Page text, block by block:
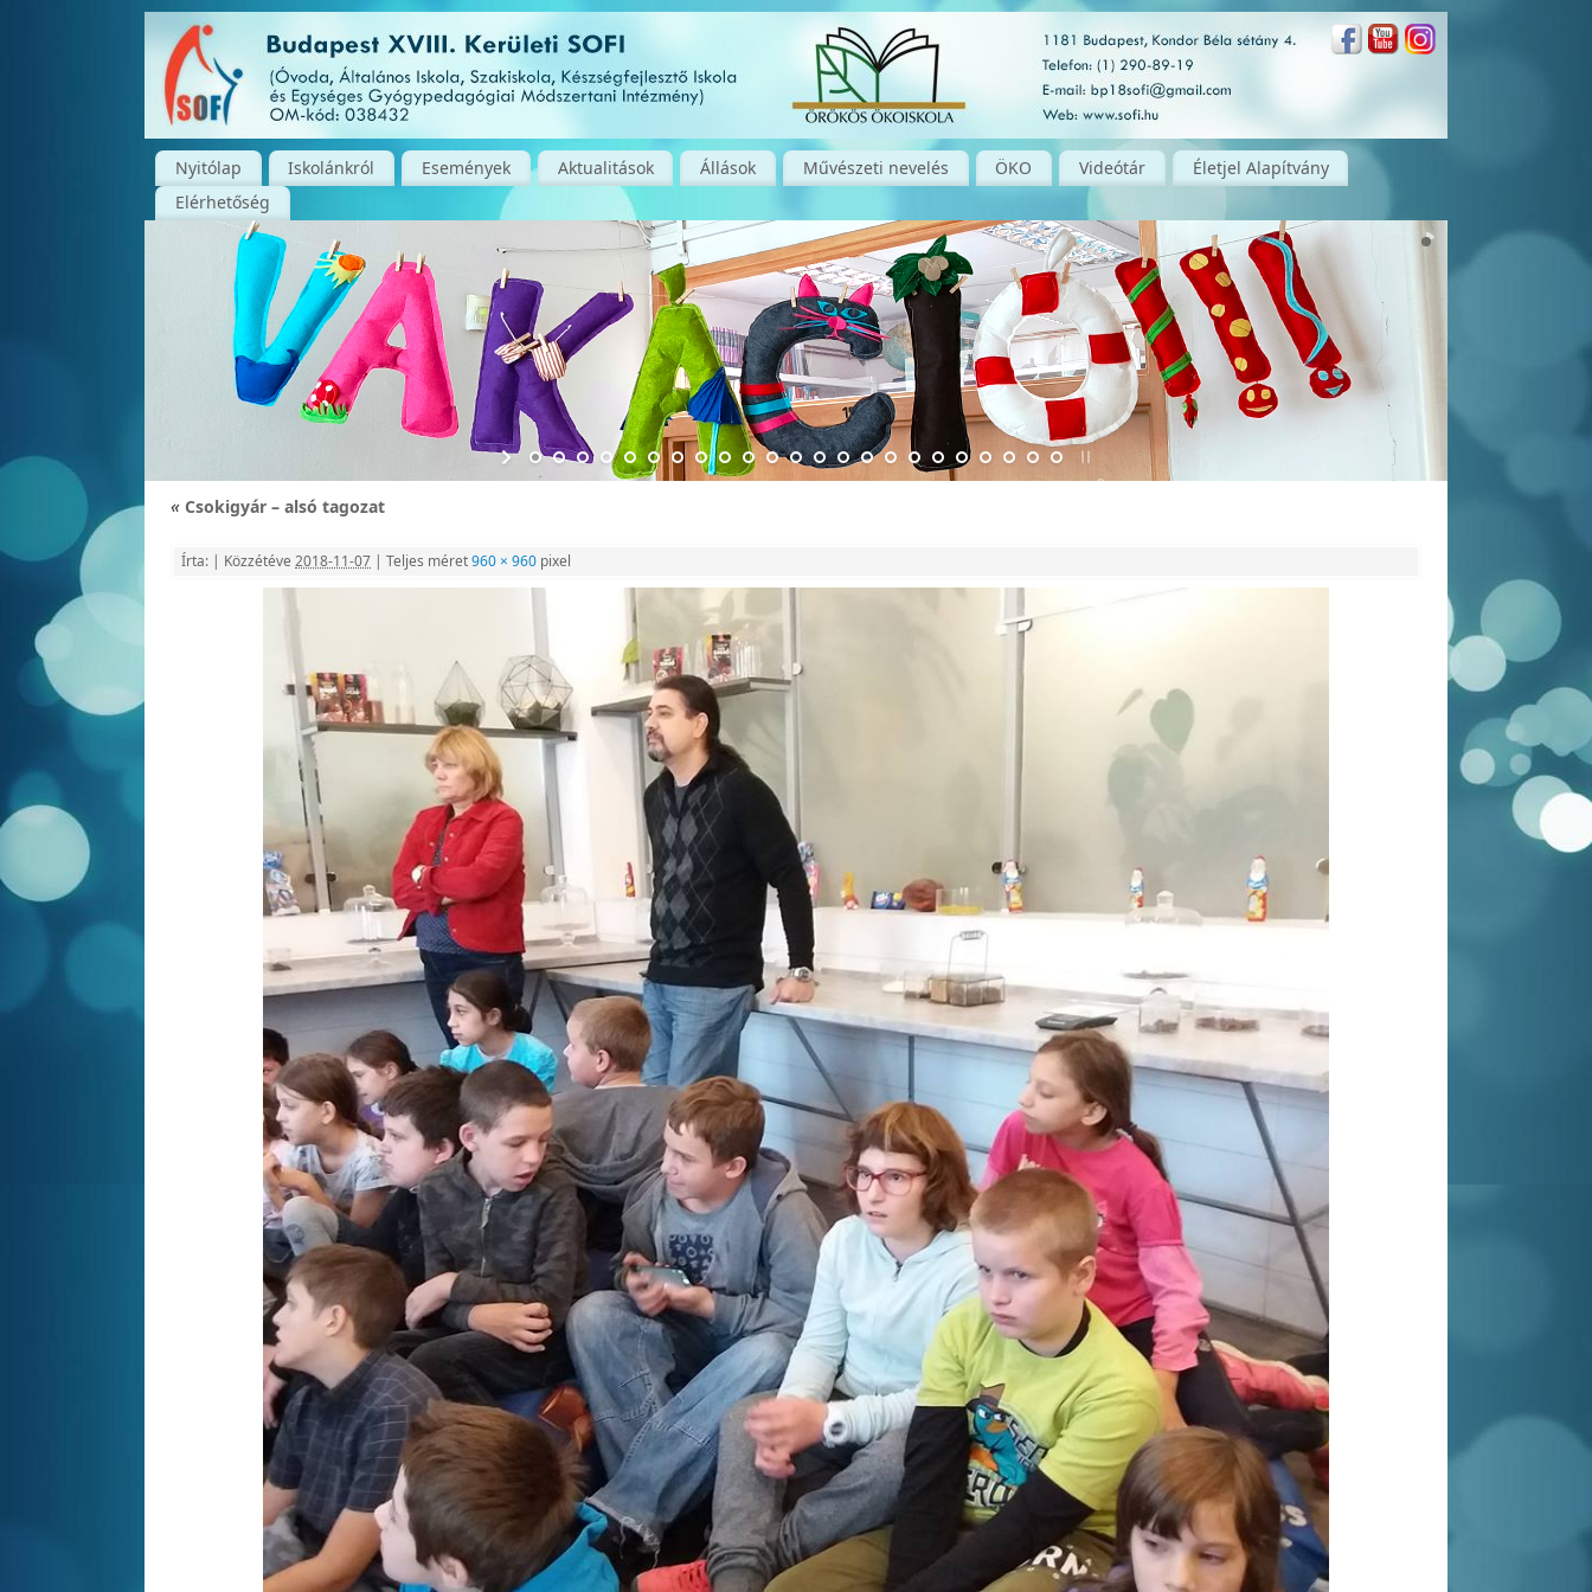
Nyitólap Iskolánkról Események Aktualitások Állások Művészeti nevelés ÖKO Videótár
Életjel Alapítvány
Elérhetőség
« Csokigyár – alsó tagozat
Írta: | Közzétéve 2018-11-07 | Teljes méret960 × 960 pixel